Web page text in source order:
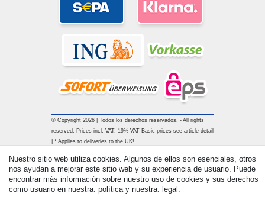
© Copyright 2026 | Todos los derechos reservados. - All rights
reserved. Prices incl. VAT. 19% VAT Basic prices see article detail
| * Applies to deliveries to the UK!
Nuestro sitio web utiliza cookies. Algunos de ellos son esenciales, otros
nos ayudan a mejorar este sitio web y su experiencia de usuario. Puede
encontrar más información sobre nuestro uso de cookies y sus derechos
como usuario en nuestra: política y nuestra: legal.
Withdraw from contract here Contacto